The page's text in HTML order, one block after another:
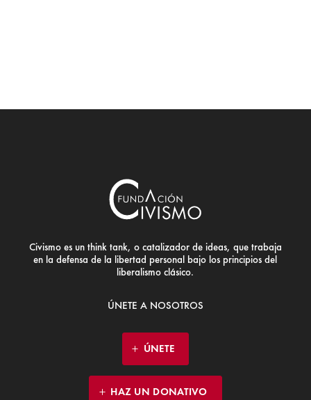
Civismo es un think tank, o catalizador de ideas, que trabaja
en la defensa de la libertad personal bajo los principios del
liberalismo clásico.
ÚNETE A NOSOTROS
ÚNETE
HAZ UN DONATIVO